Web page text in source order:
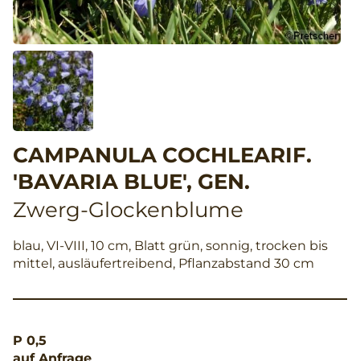
CAMPANULA COCHLEARIF.
'BAVARIA BLUE', GEN.
Zwerg-Glockenblume
blau, VI-VIII, 10 cm, Blatt grün, sonnig, trocken bis
mittel, ausläufertreibend, Pflanzabstand 30 cm
P 0,5